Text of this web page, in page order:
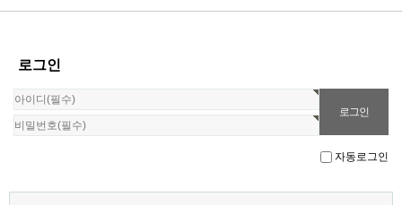
로그인
자동로그인